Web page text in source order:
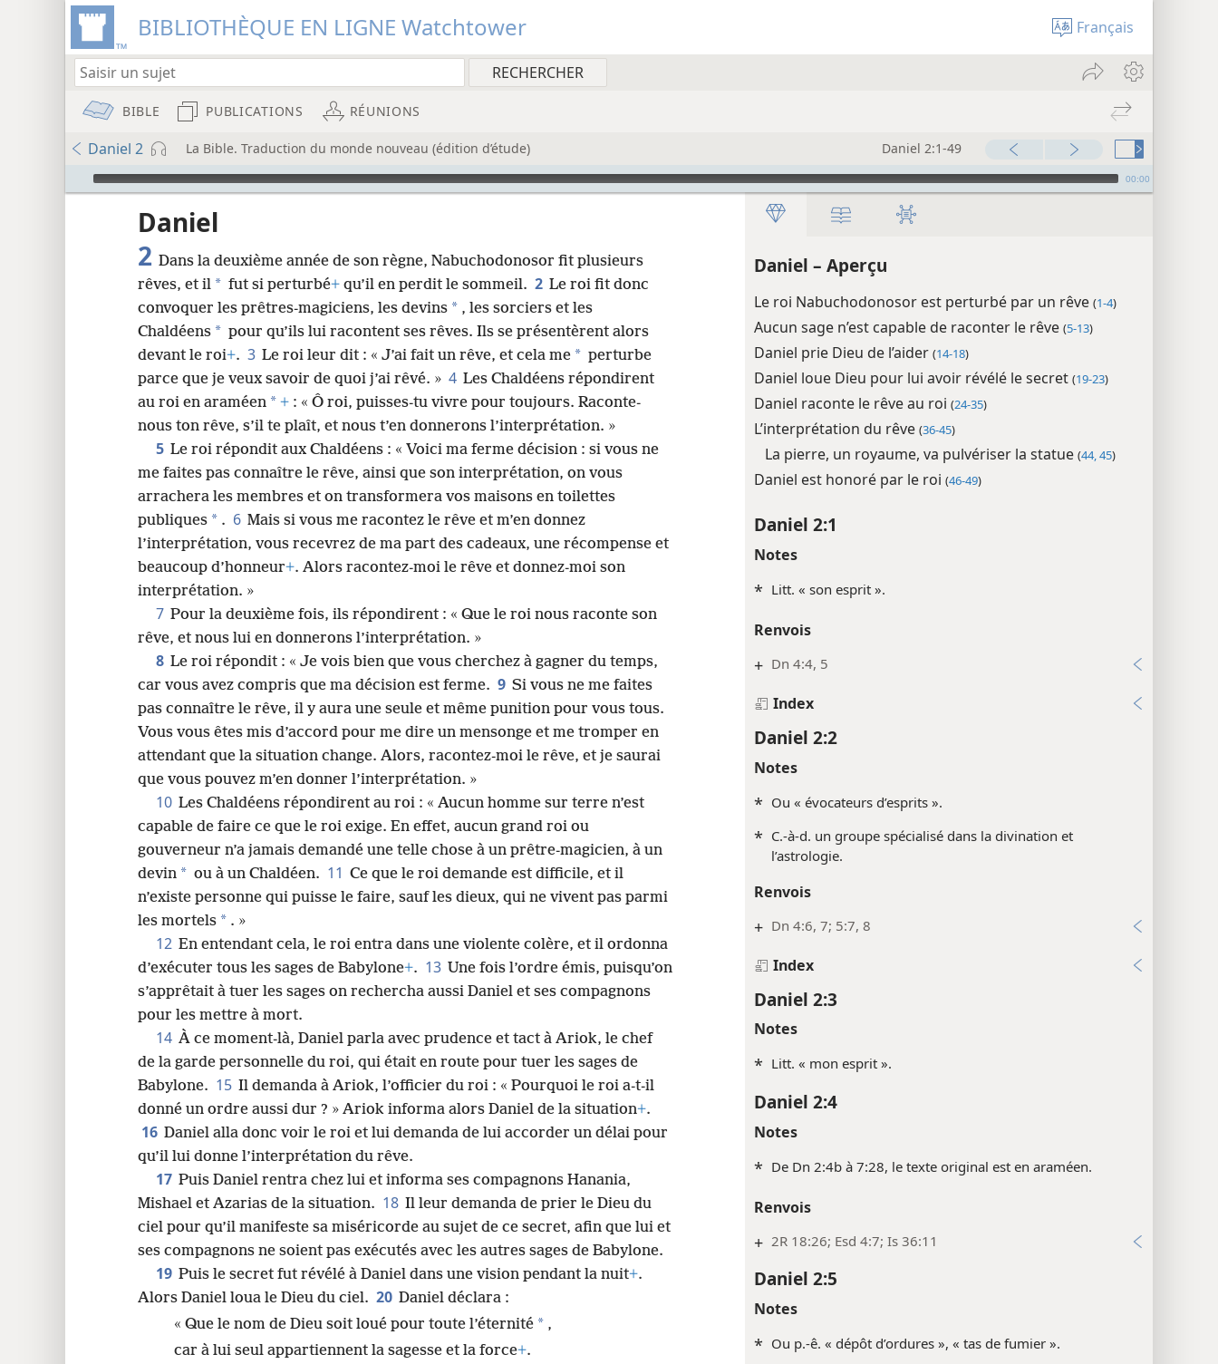
BIBLIOTHÈQUE EN LIGNE Watchtower Français
BIBLE PUBLICATIONS RÉUNIONS
Daniel 2 La Bible. Traduction du monde nouveau (édition d’étude) Daniel 2:1-49
Audio Player 00:00
Daniel – Aperçu
Le roi Nabuchodonosor est perturbé par un rêve (1-4)
Aucun sage n’est capable de raconter le rêve (5-13)
Daniel prie Dieu de l’aider (14-18)
Daniel loue Dieu pour lui avoir révélé le secret (19-23)
Daniel raconte le rêve au roi (24-35)
L’interprétation du rêve (36-45)
La pierre, un royaume, va pulvériser la statue (44, 45)
Daniel est honoré par le roi (46-49)
Daniel 2:1
Notes
* Litt. « son esprit ».
Renvois
+ Dn 4:4, 5
Index
Daniel 2:2
Notes
* Ou « évocateurs d’esprits ».
* C.-à-d. un groupe spécialisé dans la divination et
l’astrologie.
Renvois
+ Dn 4:6, 7; 5:7, 8
Index
Daniel 2:3
Notes
* Litt. « mon esprit ».
Daniel 2:4
Notes
* De Dn 2:4b à 7:28, le texte original est en araméen.
Renvois
+ 2R 18:26; Esd 4:7; Is 36:11
Daniel 2:5
Notes
* Ou p.-ê. « dépôt d’ordures », « tas de fumier ».
Daniel
2 Dans la deuxième année de son règne, Nabuchodonosor fit plusieurs
rêves, et il * fut si perturbé+ qu’il en perdit le sommeil. 2 Le roi fit donc
convoquer les prêtres-magiciens, les devins * , les sorciers et les
Chaldéens * pour qu’ils lui racontent ses rêves. Ils se présentèrent alors
devant le roi+. 3 Le roi leur dit : « J’ai fait un rêve, et cela me * perturbe
parce que je veux savoir de quoi j’ai rêvé. » 4 Les Chaldéens répondirent
au roi en araméen * + : « Ô roi, puisses-tu vivre pour toujours. Raconte-
nous ton rêve, s’il te plaît, et nous t’en donnerons l’interprétation. »
5 Le roi répondit aux Chaldéens : « Voici ma ferme décision : si vous ne
me faites pas connaître le rêve, ainsi que son interprétation, on vous
arrachera les membres et on transformera vos maisons en toilettes
publiques * . 6 Mais si vous me racontez le rêve et m’en donnez
l’interprétation, vous recevrez de ma part des cadeaux, une récompense et
beaucoup d’honneur+. Alors racontez-moi le rêve et donnez-moi son
interprétation. »
7 Pour la deuxième fois, ils répondirent : « Que le roi nous raconte son
rêve, et nous lui en donnerons l’interprétation. »
8 Le roi répondit : « Je vois bien que vous cherchez à gagner du temps,
car vous avez compris que ma décision est ferme. 9 Si vous ne me faites
pas connaître le rêve, il y aura une seule et même punition pour vous tous.
Vous vous êtes mis d’accord pour me dire un mensonge et me tromper en
attendant que la situation change. Alors, racontez-moi le rêve, et je saurai
que vous pouvez m’en donner l’interprétation. »
10 Les Chaldéens répondirent au roi : « Aucun homme sur terre n’est
capable de faire ce que le roi exige. En effet, aucun grand roi ou
gouverneur n’a jamais demandé une telle chose à un prêtre-magicien, à un
devin * ou à un Chaldéen. 11 Ce que le roi demande est difficile, et il
n’existe personne qui puisse le faire, sauf les dieux, qui ne vivent pas parmi
les mortels * . »
12 En entendant cela, le roi entra dans une violente colère, et il ordonna
d’exécuter tous les sages de Babylone+. 13 Une fois l’ordre émis, puisqu’on
s’apprêtait à tuer les sages on rechercha aussi Daniel et ses compagnons
pour les mettre à mort.
14 À ce moment-là, Daniel parla avec prudence et tact à Ariok, le chef
de la garde personnelle du roi, qui était en route pour tuer les sages de
Babylone. 15 Il demanda à Ariok, l’officier du roi : « Pourquoi le roi a-t-il
donné un ordre aussi dur ? » Ariok informa alors Daniel de la situation+.
16 Daniel alla donc voir le roi et lui demanda de lui accorder un délai pour
qu’il lui donne l’interprétation du rêve.
17 Puis Daniel rentra chez lui et informa ses compagnons Hanania,
Mishael et Azarias de la situation. 18 Il leur demanda de prier le Dieu du
ciel pour qu’il manifeste sa miséricorde au sujet de ce secret, afin que lui et
ses compagnons ne soient pas exécutés avec les autres sages de Babylone.
19 Puis le secret fut révélé à Daniel dans une vision pendant la nuit+.
Alors Daniel loua le Dieu du ciel. 20 Daniel déclara :
« Que le nom de Dieu soit loué pour toute l’éternité * ,
car à lui seul appartiennent la sagesse et la force+.